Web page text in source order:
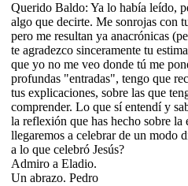
Querido Baldo: Ya lo había leído,
algo que decirte. Me sonrojas con
pero me resultan ya anacrónicas
te agradezco sinceramente tu
que yo no me veo donde tú me
profundas "entradas", tengo que
tus explicaciones, sobre las que
comprender. Lo que sí entendí y
la reflexión que has hecho sobre la
llegaremos a celebrar de un modo
a lo que celebró Jesús?
Admiro a Eladio.
Un abrazo. Pedro